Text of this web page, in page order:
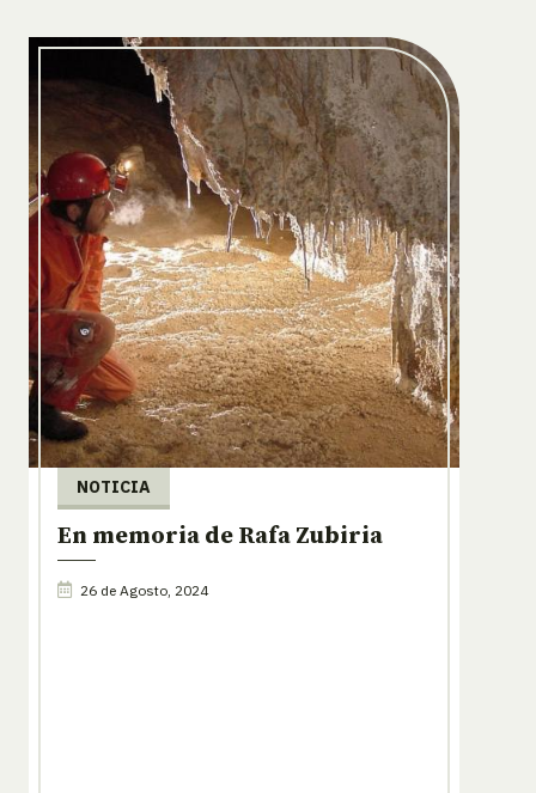
NOTICIA
En memoria de Rafa Zubiria
26 de Agosto, 2024